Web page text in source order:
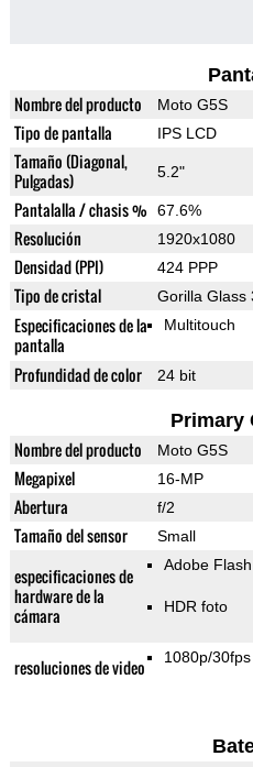
Nombre del producto Moto G5S
Tipo de pantalla IPS LCD
Tamaño (Diagonal,
Pulgadas)
5.2"
Pantalalla / chasis % 67.6%
Resolución 1920x1080
Densidad (PPI) 424 PPP
Tipo de cristal Gorilla Glass
Especificaciones de la
pantalla
Multitouch
Profundidad de color 24 bit
Primary
Nombre del producto Moto G5S
Megapixel 16-MP
Abertura f/2
Tamaño del sensor Small
especificaciones de
hardware de la
cámara
Adobe Flash
HDR foto
resoluciones de video 1080p/30fps